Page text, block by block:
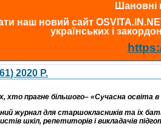
Шановні
наш новий сайт
українських і
2020 Р.
хто прагне більшого– «Сучасна освіта в
журнал для старшокласників та їх
шкіл, репетиторів і викладачів